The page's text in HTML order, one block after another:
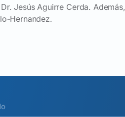
Jesús Aguirre Cerda. Además,
Hernandez.